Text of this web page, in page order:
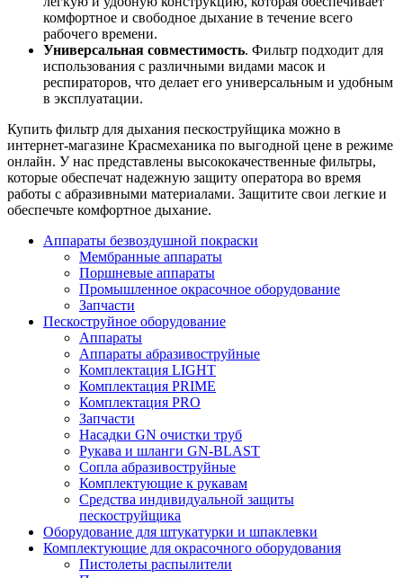
комфортное и свободное дыхание в течение всего
рабочего времени.
Универсальная совместимость. Фильтр подходит для
использования с различными видами масок и
респираторов, что делает его универсальным и удобным
в эксплуатации.
Купить фильтр для дыхания пескоструйщика можно в
интернет-магазине Красмеханика по выгодной цене в режиме
онлайн. У нас представлены высококачественные фильтры,
которые обеспечат надежную защиту оператора во время
работы с абразивными материалами. Защитите свои легкие и
обеспечьте комфортное дыхание.
Аппараты безвоздушной покраски
Мембранные аппараты
Поршневые аппараты
Промышленное окрасочное оборудование
Запчасти
Пескоструйное оборудование
Аппараты
Аппараты абразивоструйные
Комплектация LIGHT
Комплектация PRIME
Комплектация PRO
Запчасти
Насадки GN очистки труб
Рукава и шланги GN-BLAST
Сопла абразивоструйные
Комплектующие к рукавам
Средства индивидуальной защиты
пескоструйщика
Оборудование для штукатурки и шпаклевки
Комплектующие для окрасочного оборудования
Пистолеты распылители